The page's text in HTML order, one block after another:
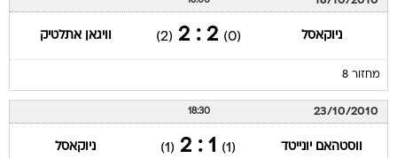
ניוקאסל (0)
2 : 2
(2) וויגאן אתלטיק
מחזור 8
23/10/2010
18:30
ווסטהאם יונייטד (1)
1 : 2
(1) ניוקאסל